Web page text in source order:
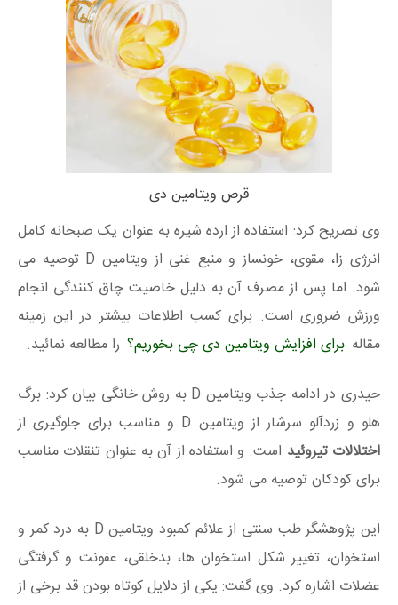
قرص ویتامین دی
وی تصریح کرد: استفاده از ارده شیره به عنوان یک صبحانه کامل
انرژی زا، مقوی، خونساز و منبع غنی از ویتامین D توصیه می
شود. اما پس از مصرف آن به دلیل خاصیت چاق کنندگی انجام
ورزش ضروری است. برای کسب اطلاعات بیشتر در این زمینه
مقاله برای افزایش ویتامین دی چی بخوریم؟ را مطالعه نمائید.
حیدری در ادامه جذب ویتامین D به روش خانگی بیان کرد: برگ
هلو و زردآلو سرشار از ویتامین D و مناسب برای جلوگیری از
اختلالات تیروئید است. و استفاده از آن به عنوان تنقلات مناسب
برای کودکان توصیه می شود.
این پژوهشگر طب سنتی از علائم کمبود ویتامین D به درد کمر و
استخوان، تغییر شکل استخوان ها، بدخلقی، عفونت و گرفتگی
عضلات اشاره کرد. وی گفت: یکی از دلایل کوتاه بودن قد برخی از